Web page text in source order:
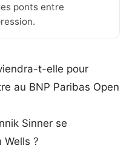
ponts entre
t-elle pour
au BNP Paribas Open
Sinner se
?